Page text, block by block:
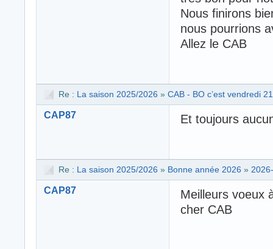
Nous finirons
nous pourrions
Allez le CAB
Re : La saison 2025/2026 » CAB - BO c’est vendredi
CAP87 Et toujours
Re : La saison 2025/2026 » Bonne année 2026 »
CAP87
Meilleurs voeux
cher CAB